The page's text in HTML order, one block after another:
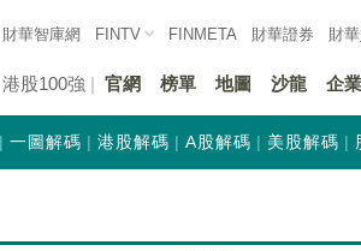
財華智庫網 FINTV FINMETA 財華證券 財華
港股100強 官網 榜單 地圖 沙龍 企業
一圖解碼 港股解碼 A股解碼 美股解碼